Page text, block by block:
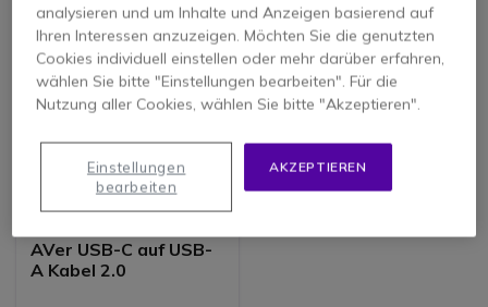
AVer USB-C auf USB-
A Kabel 2.0
analysieren und um Inhalte und Anzeigen basierend auf
Ihren Interessen anzuzeigen. Möchten Sie die genutzten
Cookies individuell einstellen oder mehr darüber erfahren,
wählen Sie bitte "Einstellungen bearbeiten". Für die
Nutzung aller Cookies, wählen Sie bitte "Akzeptieren".
AKZEPTIEREN
Einstellungen
bearbeiten